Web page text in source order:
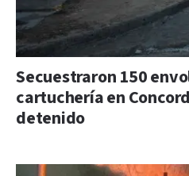
Secuestraron 150
cartuchería en
detenido